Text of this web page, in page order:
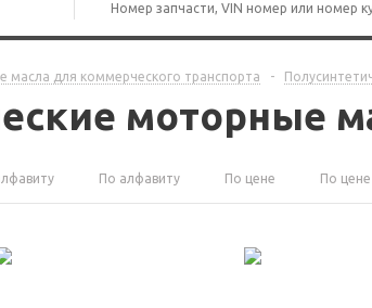
масла для коммерческого транспорта -
моторные
По алфавиту По цене По цене